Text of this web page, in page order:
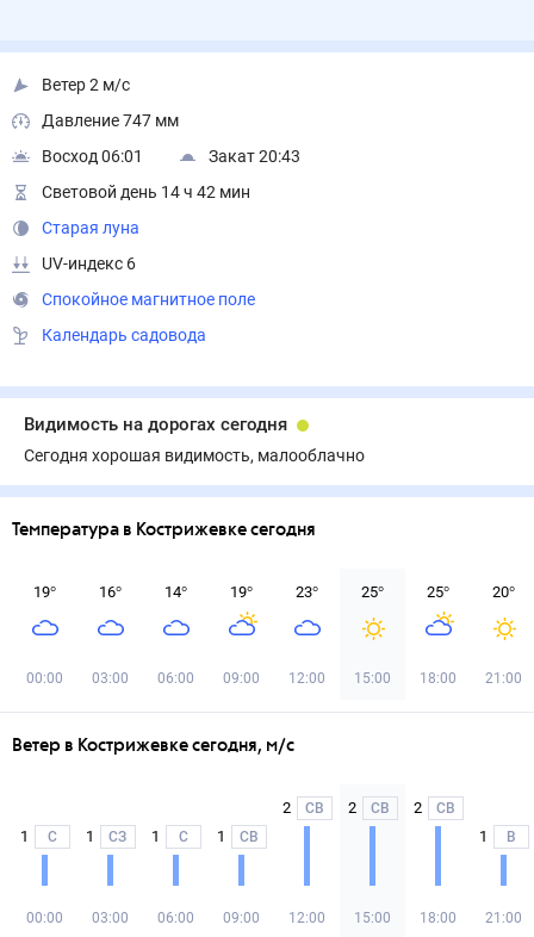
Ветер 2 м/с
Давление 747 мм
Восход 06:01
Закат 20:43
Световой день 14 ч 42 мин
Старая луна
UV-индекс 6
Спокойное магнитное поле
Календарь садовода
Видимость на дорогах сегодня
Сегодня хорошая видимость, малооблачно
Температура в Кострижевке сегодня
19°
00:00
16°
03:00
14°
06:00
19°
09:00
23°
12:00
25°
15:00
25°
18:00
20°
21:00
Ветер в Кострижевке сегодня, м/с
1 С
00:00
1 СЗ
03:00
1 С
06:00
1 СВ
09:00
2 СВ
12:00
2 СВ
15:00
2 СВ
18:00
1 В
21:00